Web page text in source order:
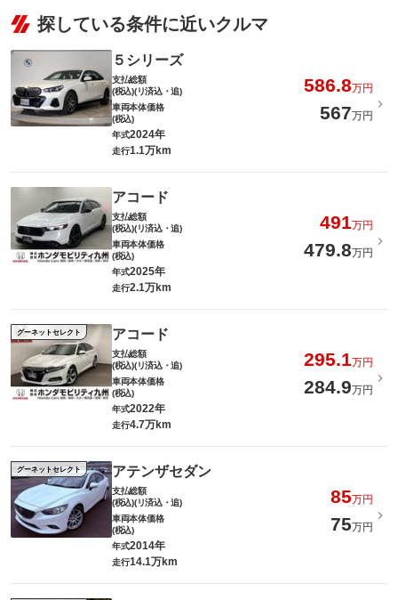
探している条件に近いクルマ
５シリーズ
支払総額
(税込)(リ済込・追)
586.8万円
車両本体価格
(税込)
567万円
年式2024年
走行1.1万km
アコード
支払総額
(税込)(リ済込・追)
491万円
車両本体価格
(税込)
479.8万円
年式2025年
走行2.1万km
グーネットセレクト アコード
支払総額
(税込)(リ済込・追)
295.1万円
車両本体価格
(税込)
284.9万円
年式2022年
走行4.7万km
グーネットセレクト アテンザセダン
支払総額
(税込)(リ済込・追)
85万円
車両本体価格
(税込)
75万円
年式2014年
走行14.1万km